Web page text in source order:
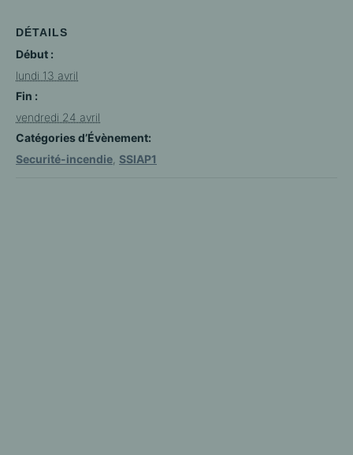
DÉTAILS
Début :
lundi 13 avril
Fin :
vendredi 24 avril
Catégories d’Évènement:
Securité-incendie SSIAP1